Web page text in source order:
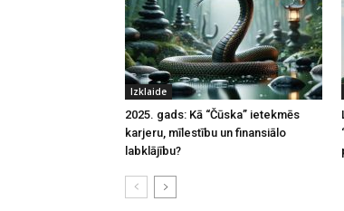
Izklaide
2025. gads: Kā “Čūska” ietekmēs
karjeru, mīlestību un finansiālo
labklājību?